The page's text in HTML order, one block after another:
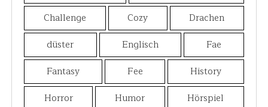
Challenge
Cozy
Drachen
düster
Englisch
Fae
Fantasy
Fee
History
Horror
Humor
Hörspiel